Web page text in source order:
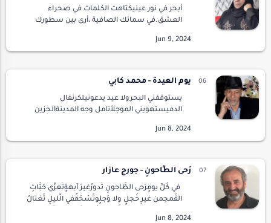
أبحر في نور عينيكَتاهت الكلمات في صحراء
العشق.في سمائك الصافية ،أرى بين سطورك
الخيال الحتم.أصدق ما أنا فيه أم لاأصدق!أنت
يوم العيدة - محمد كابي
يستوقفني البحرولا عيد يدعونيلكرنفال
الدميستهويني الموجلأتامل وجه المدينةالحزين
الذكرياتضدا في هذا الزمن الكافرفلملمي عظامي
رَحى الطَّاحونِ - جورج عازار
في كُلِّ يومٍرَحى الطَّاحونِ تَدورُغيرَ آَبهةٍتُعرِّي حَبَّاتِ
القَمحِمن غيرِ خَجلٍ ولا وَجلٍوتَسْحَقُفي الَّليلِ تَغتالُ